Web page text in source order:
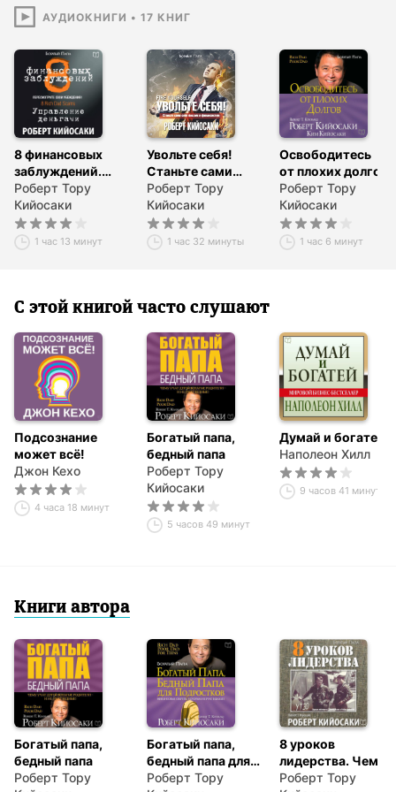
наставников и идеально подходит для того, чтобы лучше
познать себя и поработать над усовершенствованием
© ООО «Попурри»
℗ AB Publishing
АУДИОКНИГИ • 17 КНИГ
8 финансовых
заблуждений.
Управление
деньгами
Роберт Тору
Кийосаки
1 час 13 минут
Увольте себя!
Станьте сами
себе боссом
Роберт Тору
Кийосаки
1 час 32 минуты
Освободитесь
от плохих долгов
Роберт Тору
Кийосаки
1 час 6 минут
С этой книгой часто слушают
Подсознание
может всё!
Джон Кехо
4 часа 18 минут
Богатый папа,
бедный папа
Роберт Тору
Кийосаки
5 часов 49 минут
Думай и богатей
Наполеон Хилл
9 часов 41 минута
Книги автора
Богатый папа,
бедный папа
Роберт Тору
Богатый папа,
бедный папа для
подростков
Роберт Тору
8 уроков
лидерства. Чему
военные могут
Роберт Тору